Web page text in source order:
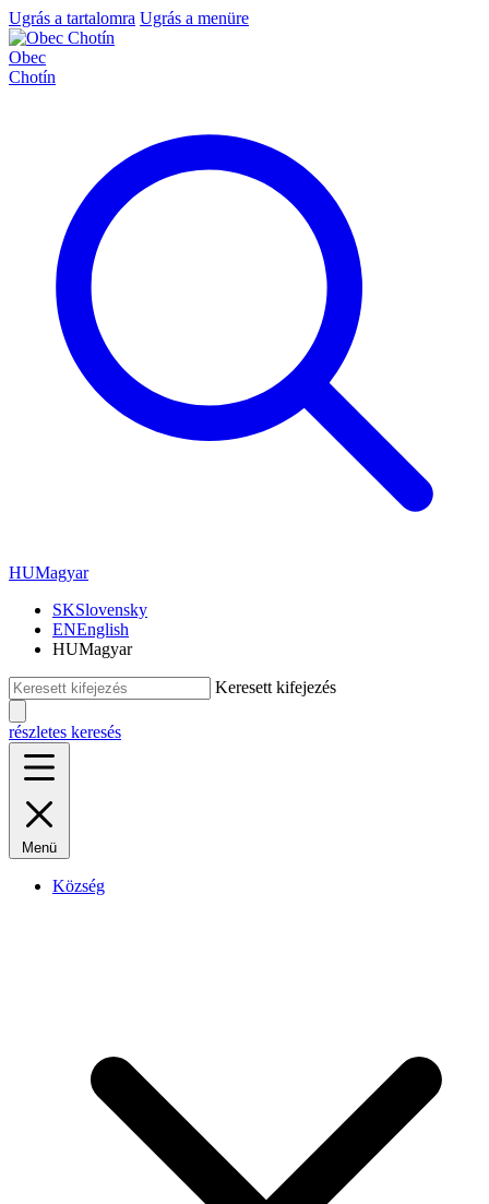
Ugrás a tartalomra Ugrás a menüre
Obec
Chotín
HUMagyar
SKSlovensky
ENEnglish
HUMagyar
Keresett kifejezés
részletes keresés
Menü
Község